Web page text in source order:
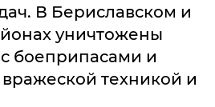
В Бериславском и
уничтожены
боеприпасами и
техникой и